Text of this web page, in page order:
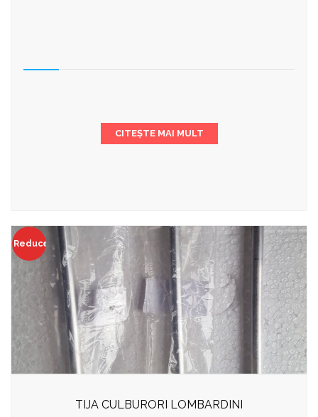
CITEȘTE MAI MULT
Reduceri!
TIJA CULBURORI LOMBARDINI